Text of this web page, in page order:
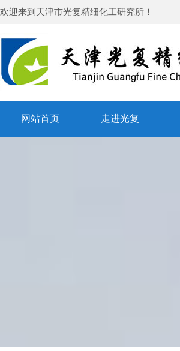
欢迎来到 天津市光复精细化工研究所 ！
网站首页 走进光复